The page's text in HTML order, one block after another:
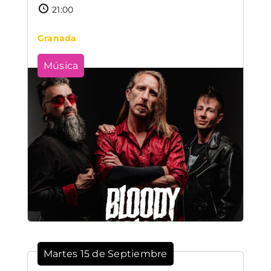
21:00
Granada
Música
Martes 15 de Septiembre